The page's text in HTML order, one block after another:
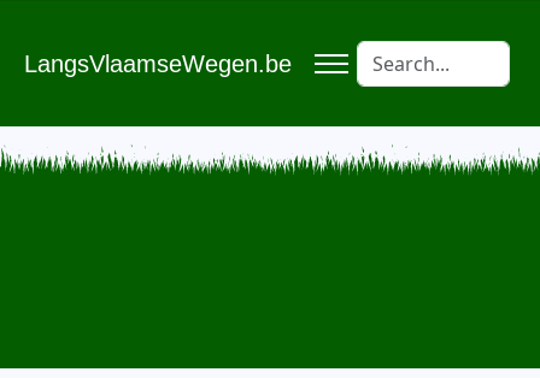
LangsVlaamseWegen.be